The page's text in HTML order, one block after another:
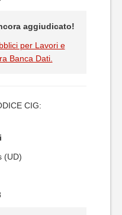
aggiudicato!
per Lavori e
Banca Dati.
CIG:
(UD)